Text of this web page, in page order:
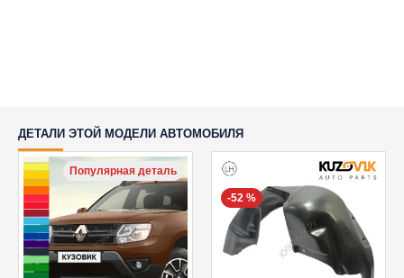
ДЕТАЛИ ЭТОЙ МОДЕЛИ АВТОМОБИЛЯ
Популярная деталь
-52 %